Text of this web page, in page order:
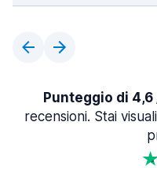
Punteggio di 4,6
recensioni. Stai